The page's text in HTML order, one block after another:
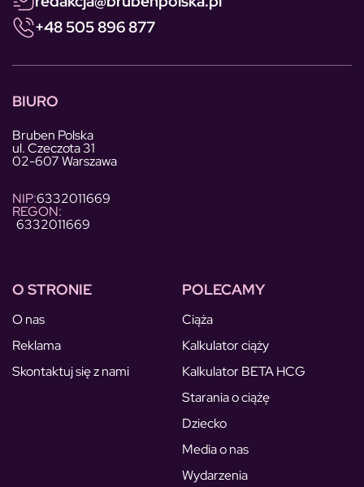
+48 505 896 877
BIURO
Bruben Polska
ul. Czeczota 31
02-607 Warszawa
NIP:6332011669
REGON:
6332011669
O STRONIE
O nas
Reklama
Skontaktuj się z nami
POLECAMY
Ciąża
Kalkulator ciąży
Kalkulator BETA HCG
Starania o ciążę
Dziecko
Media o nas
Wydarzenia